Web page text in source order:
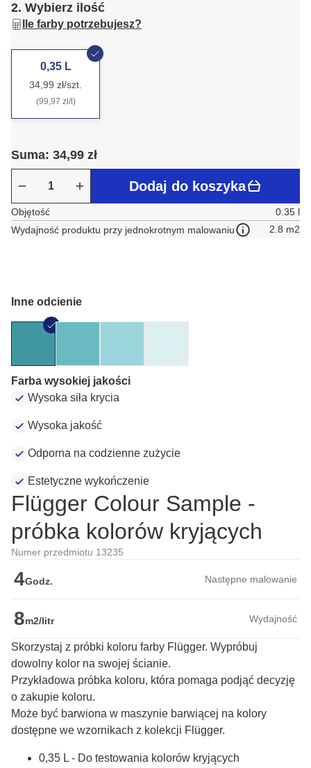
2. Wybierz ilość
Ile farby potrzebujesz?
0,35 L
34,99 zł/szt.
(99,97 zł/l)
Suma: 34,99 zł
Dodaj do koszyka
Objętość
0.35 l
Wydajność produktu przy jednokrotnym malowaniu
2.8 m2
Inne odcienie
Farba wysokiej jakości
Wysoka siła krycia
Wysoka jakość
Odporna na codzienne zużycie
Estetyczne wykończenie
Flügger Colour Sample -
próbka kolorów kryjących
Numer przedmiotu 13235
4Godz. Następne malowanie
8m2/litr Wydajność
Skorzystaj z próbki koloru farby Flügger. Wypróbuj
dowolny kolor na swojej ścianie.
Przykładowa próbka koloru, która pomaga podjąć decyzję
o zakupie koloru.
Może być barwiona w maszynie barwiącej na kolory
dostępne we wzornikach z kolekcji Flügger.
0,35 L - Do testowania kolorów kryjących